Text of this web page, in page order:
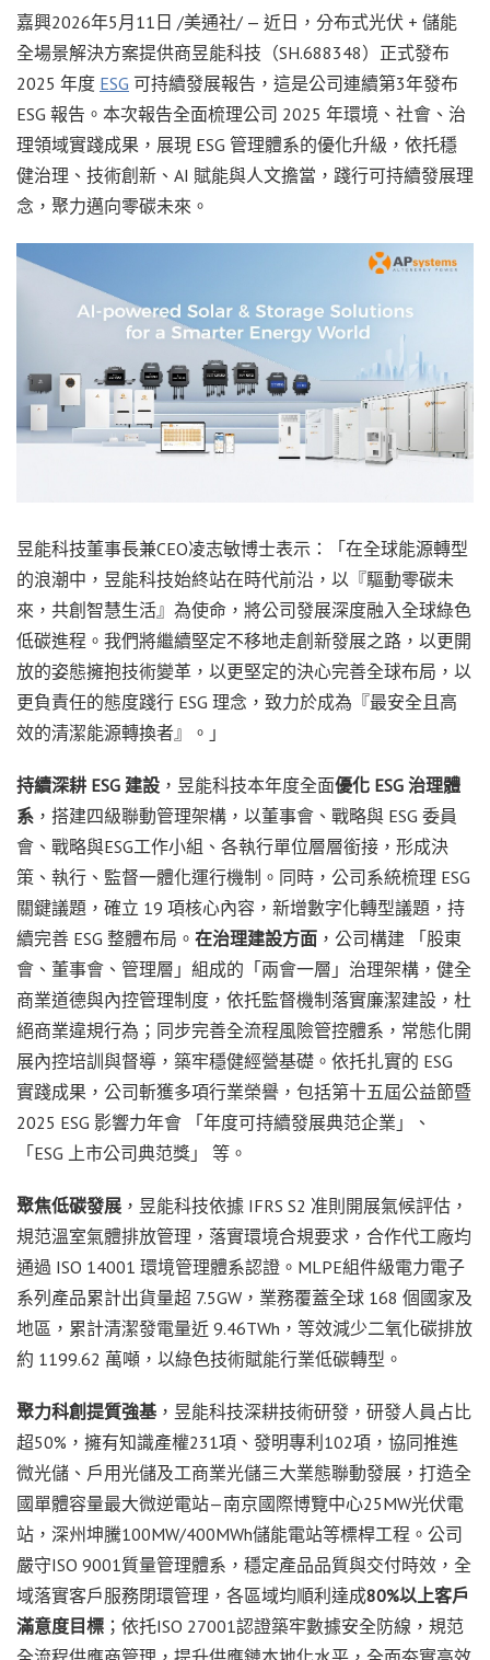
嘉興2026年5月11日 /美通社/ — 近日，分布式光伏 + 儲能
全場景解決方案提供商昱能科技（SH.688348）正式發布
2025 年度 ESG 可持續發展報告，這是公司連續第3年發布
ESG 報告。本次報告全面梳理公司 2025 年環境、社會、治
理領域實踐成果，展現 ESG 管理體系的優化升級，依托穩
健治理、技術創新、AI 賦能與人文擔當，踐行可持續發展理
念，聚力邁向零碳未來。
昱能科技董事長兼CEO凌志敏博士表示：「在全球能源轉型
的浪潮中，昱能科技始終站在時代前沿，以『驅動零碳未
來，共創智慧生活』為使命，將公司發展深度融入全球綠色
低碳進程。我們將繼續堅定不移地走創新發展之路，以更開
放的姿態擁抱技術變革，以更堅定的決心完善全球布局，以
更負責任的態度踐行 ESG 理念，致力於成為『最安全且高
效的清潔能源轉換者』。」
持續深耕 ESG 建設 ，昱能科技本年度全面優化 ESG 治理體
系 ，搭建四級聯動管理架構，以董事會、戰略與 ESG 委員
會、戰略與ESG工作小組、各執行單位層層銜接，形成決
策、執行、監督一體化運行機制。同時，公司系統梳理 ESG
關鍵議題，確立 19 項核心內容，新增數字化轉型議題，持
續完善 ESG 整體布局。 在治理建設方面 ，公司構建 「股東
會、董事會、管理層」組成的「兩會一層」治理架構，健全
商業道德與內控管理制度，依托監督機制落實廉潔建設，杜
絕商業違規行為；同步完善全流程風險管控體系，常態化開
展內控培訓與督導，築牢穩健經營基礎。依托扎實的 ESG
實踐成果，公司斬獲多項行業榮譽，包括第十五屆公益節暨
2025 ESG 影響力年會 「年度可持續發展典范企業」、
「ESG 上市公司典范獎」 等。
聚焦低碳發展 ，昱能科技依據 IFRS S2 准則開展氣候評估，
規范溫室氣體排放管理，落實環境合規要求，合作代工廠均
通過 ISO 14001 環境管理體系認證。MLPE組件級電力電子
系列產品累計出貨量超 7.5GW，業務覆蓋全球 168 個國家及
地區，累計清潔發電量近 9.46TWh，等效減少二氧化碳排放
約 1199.62 萬噸，以綠色技術賦能行業低碳轉型。
聚力科創提質強基，昱能科技深耕技術研發，研發人員占比
超50%，擁有知識產權231項、發明專利102項，協同推進
微光儲、戶用光儲及工商業光儲三大業態聯動發展，打造全
國單體容量最大微逆電站—南京國際博覽中心25MW光伏電
站，深州坤騰100MW/400MWh儲能電站等標桿工程。公司
嚴守ISO 9001質量管理體系，穩定產品品質與交付時效，全
域落實客戶服務閉環管理，各區域均順利達成80%以上客戶
滿意度目標 ；依托ISO 27001認證築牢數據安全防線，規范